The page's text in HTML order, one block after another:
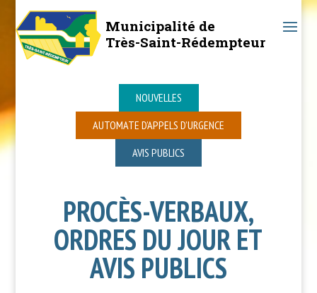
Municipalité de
Très-Saint-Rédempteur
NOUVELLES
AUTOMATE D’APPELS D’URGENCE
AVIS PUBLICS
PROCÈS-VERBAUX,
ORDRES DU JOUR ET
AVIS PUBLICS